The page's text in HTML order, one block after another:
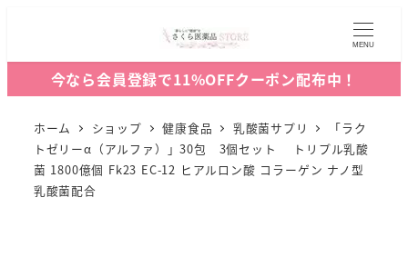
MENU
今なら会員登録で11%OFFクーポン配布中！
ホーム ショップ 健康食品 乳酸菌サプリ
「ラク
トゼリーα（アルファ）」30包 3個セット トリプル乳酸
菌 1800億個 Fk23 EC-12 ヒアルロン酸 コラーゲン ナノ型
乳酸菌配合